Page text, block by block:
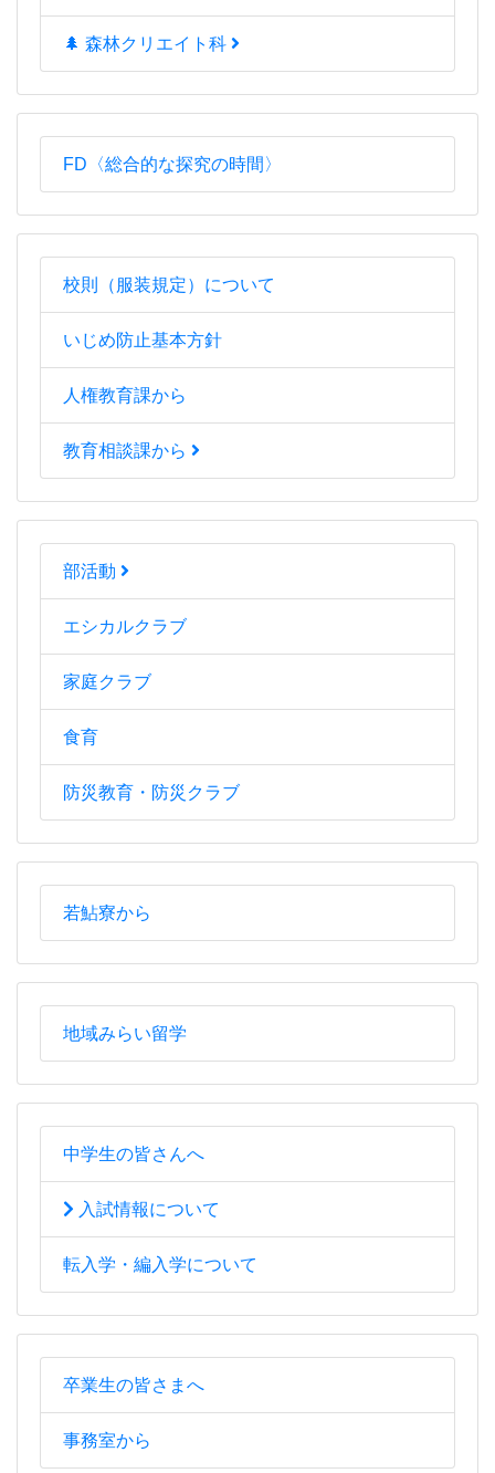
🌲 森林クリエイト科
FD〈総合的な探究の時間〉
校則（服装規定）について
いじめ防止基本方針
人権教育課から
教育相談課から
部活動
エシカルクラブ
家庭クラブ
食育
防災教育・防災クラブ
若鮎寮から
地域みらい留学
中学生の皆さんへ
入試情報について
転入学・編入学について
卒業生の皆さまへ
事務室から